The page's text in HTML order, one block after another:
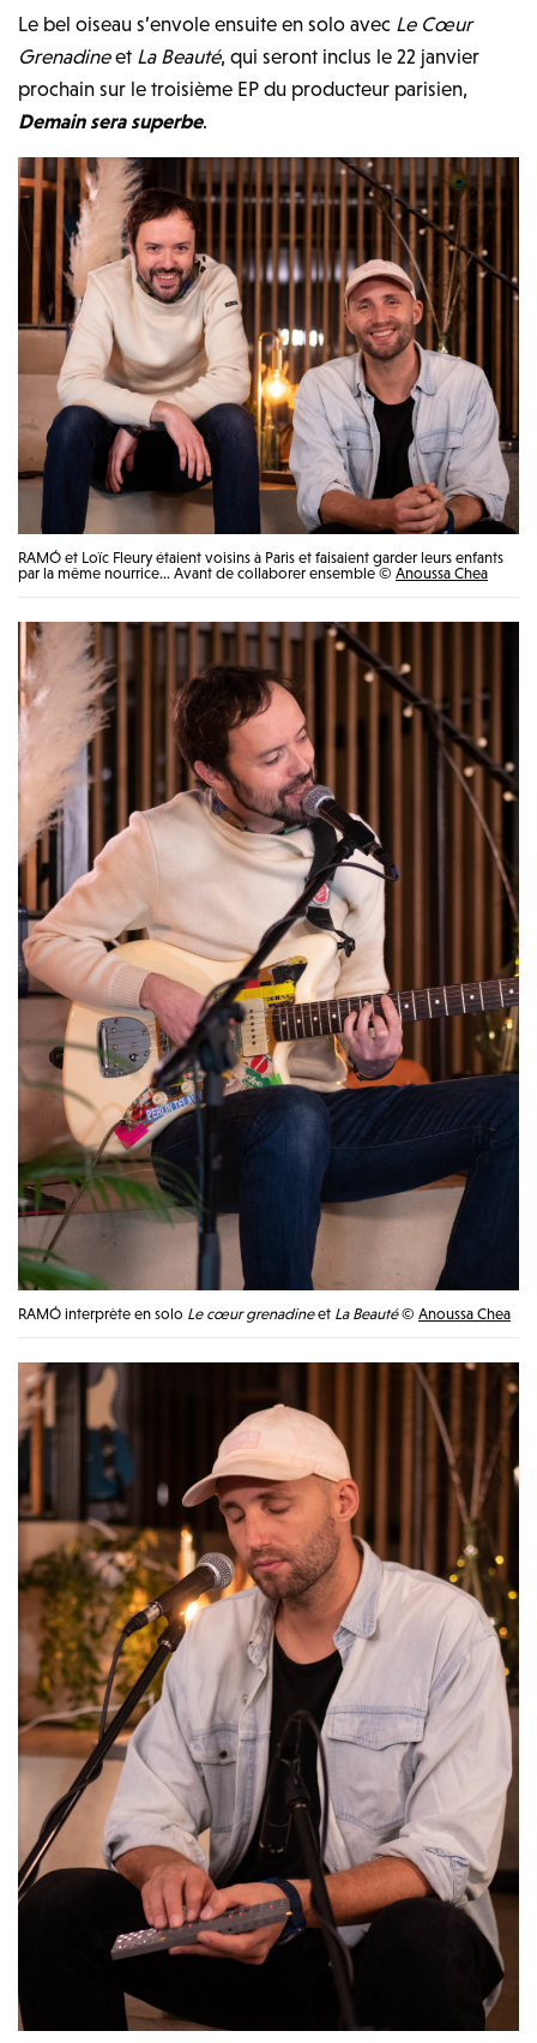
Le bel oiseau s’envole ensuite en solo avec Le Cœur
Grenadineet La Beauté, qui seront inclus le 22 janvier
prochain sur le troisième EP du producteur parisien,
Demain sera superbe.
RAMÓ et Loïc Fleury étaient voisins à Paris et faisaient garder leurs enfants
par la même nourrice… Avant de collaborer ensemble © Anoussa Chea
RAMÓ interprète en solo Le cœur grenadineet La Beauté© Anoussa Chea